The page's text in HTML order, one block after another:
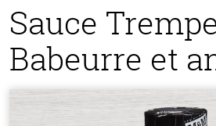
Sauce
Babeurre et